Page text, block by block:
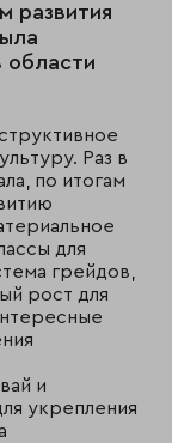
развития
области
Раз в
по итогам
для
грейдов,
рост для
и
укрепления